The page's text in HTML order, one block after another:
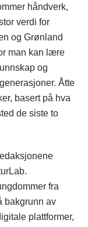
håndverk,
verdi for
og Grønland
man kan lære
og
Åtte
basert på hva
de siste to
fra
bakgrunn av
plattformer,